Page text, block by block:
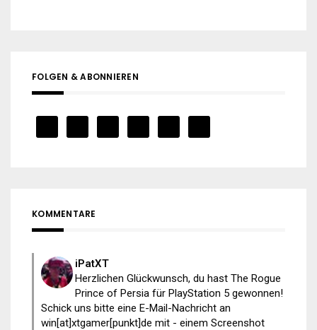
FOLGEN & ABONNIEREN
KOMMENTARE
iPatXT
Herzlichen Glückwunsch, du hast The Rogue
Prince of Persia für PlayStation 5 gewonnen!
Schick uns bitte eine E-Mail-Nachricht an
win[at]xtgamer[punkt]de mit - einem Screenshot